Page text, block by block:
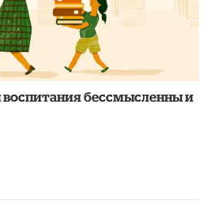
бессмысленны и